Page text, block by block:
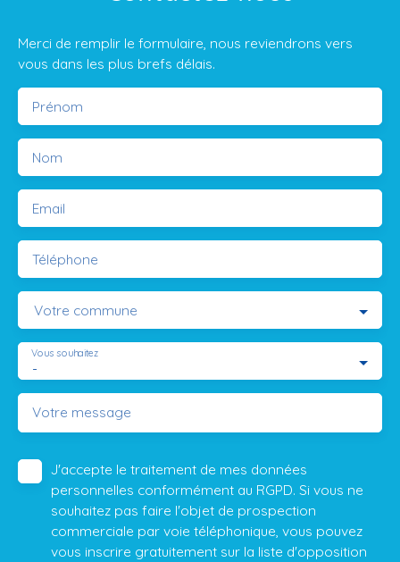
Merci de remplir le formulaire, nous reviendrons vers
vous dans les plus brefs délais.
Prénom
Nom
Email
Téléphone
Votre commune
-
Vous souhaitez
Votre message
J'accepte le traitement de mes données
personnelles conformément au RGPD. Si vous ne
souhaitez pas faire l'objet de prospection
commerciale par voie téléphonique, vous pouvez
vous inscrire gratuitement sur la liste d'opposition